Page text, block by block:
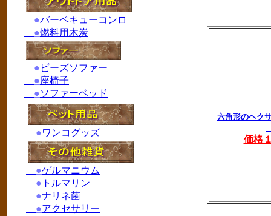
六角形のヘ
価格
●バーベキューコンロ
●燃料用木炭
● ビーズソファー
●座椅子
●ソファーベッド
●ワンコグッズ
●ゲルマニウム
● トルマリン
●ナリネ菌
●アクセサリー